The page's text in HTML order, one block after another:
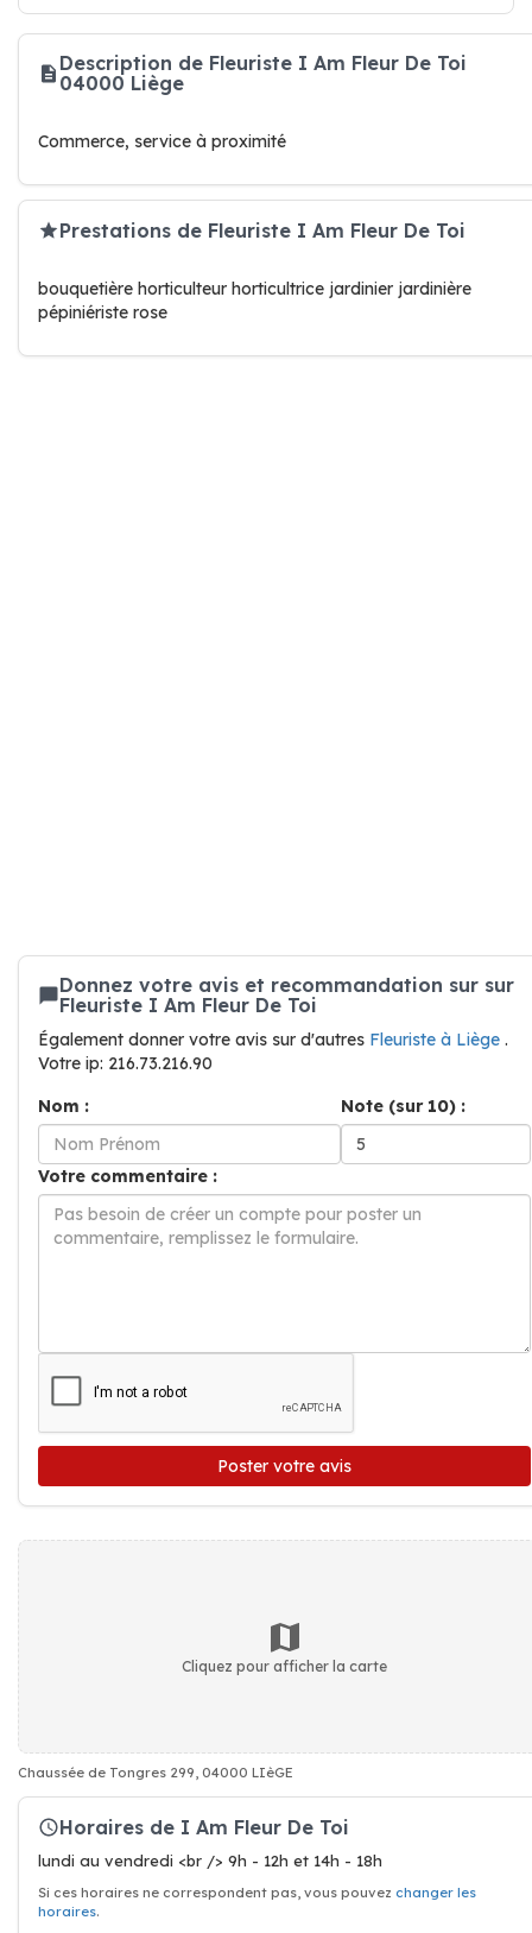
Description de Fleuriste I Am Fleur De Toi
04000 Liège
Commerce, service à proximité
Prestations de Fleuriste I Am Fleur De Toi
bouquetière horticulteur horticultrice jardinier jardinière
pépiniériste rose
Donnez votre avis et recommandation sur sur
Fleuriste I Am Fleur De Toi
Également donner votre avis sur d'autres Fleuriste à Liège .
Votre ip: 216.73.216.90
Nom :
Note (sur 10) :
Votre commentaire :
Poster votre avis
Cliquez pour afficher la carte
Chaussée de Tongres 299, 04000 LIèGE
Horaires de I Am Fleur De Toi
lundi au vendredi <br /> 9h - 12h et 14h - 18h
Si ces horaires ne correspondent pas, vous pouvez changer les
horaires.